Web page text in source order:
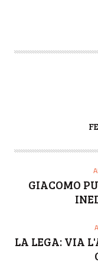
T
GIACOMO
LA LEGA: VIA